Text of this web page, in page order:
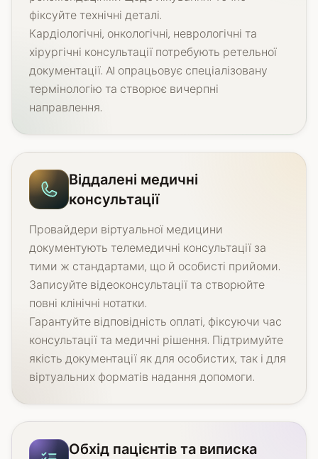
фіксуйте технічні деталі.
Кардіологічні, онкологічні, неврологічні та
хірургічні консультації потребують ретельної
документації. AI опрацьовує спеціалізовану
термінологію та створює вичерпні
направлення.
Віддалені медичні
консультації
Провайдери віртуальної медицини
документують телемедичні консультації за
тими ж стандартами, що й особисті прийоми.
Записуйте відеоконсультації та створюйте
повні клінічні нотатки.
Гарантуйте відповідність оплаті, фіксуючи час
консультації та медичні рішення. Підтримуйте
якість документації як для особистих, так і для
віртуальних форматів надання допомоги.
Обхід пацієнтів та виписка